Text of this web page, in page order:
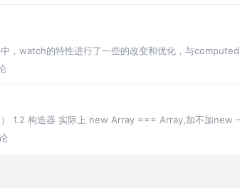
watch的特性进行了一些的改变和优化，与
） 1.2 构造器 实际上 new Array === Array,加不加new